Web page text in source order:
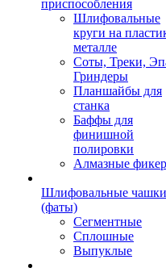
приспособления
Шлифовальные
круги на
металле
Соты, Треки,
Гриндеры
Планшайбы для
станка
Баффы для
финишной
полировки
Алмазные
Шлифовальные чашки
(фаты)
Сегментные
Сплошные
Выпуклые